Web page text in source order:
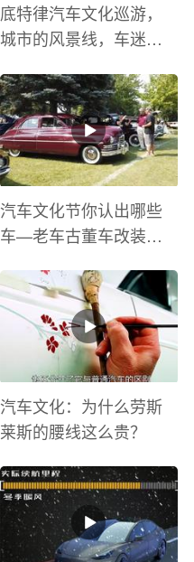
底特律汽车文化巡游，
城市的风景线，车迷的
汽车文化节你认出哪些
车—老车古董车改装车
汽车文化：为什么劳斯
莱斯的腰线这么贵？